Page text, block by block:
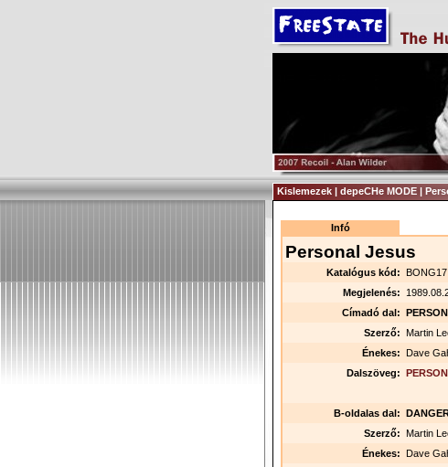
Kislemezek | depeCHe MODE |
Infó
Personal Jesus
Katalógus kód: BONG17
Megjelenés:
Címadó dal:
Szerző: Martin
Énekes: Dave
Dalszöveg:
B-oldalas dal:
Szerző: Martin
Énekes: Dave